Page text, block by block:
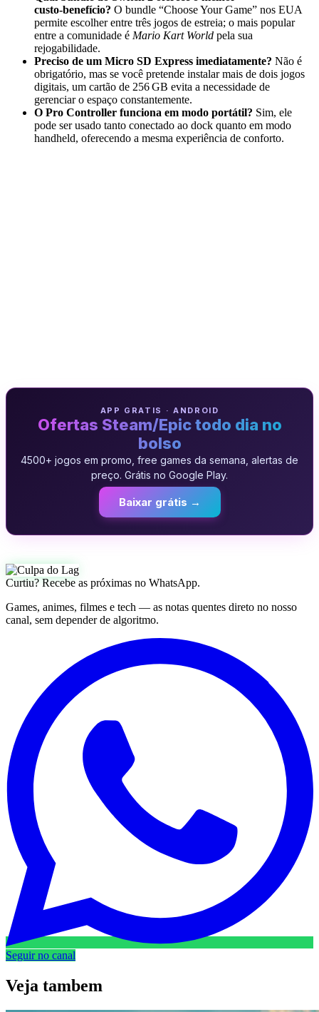
custo‑benefício? O bundle “Choose Your Game” nos EUA
permite escolher entre três jogos de estreia; o mais popular
entre a comunidade é Mario Kart World pela sua
rejogabilidade.
Preciso de um Micro SD Express imediatamente? Não é
obrigatório, mas se você pretende instalar mais de dois jogos
digitais, um cartão de 256 GB evita a necessidade de
gerenciar o espaço constantemente.
O Pro Controller funciona em modo portátil? Sim, ele
pode ser usado tanto conectado ao dock quanto em modo
handheld, oferecendo a mesma experiência de conforto.
APP GRATIS · ANDROID
Ofertas Steam/Epic todo dia no
bolso
4500+ jogos em promo, free games da semana, alertas de
preço. Grátis no Google Play.
Baixar grátis →
Curtiu? Recebe as próximas no WhatsApp.
Games, animes, filmes e tech — as notas quentes direto no nosso
canal, sem depender de algoritmo.
Seguir no canal
Veja tambem